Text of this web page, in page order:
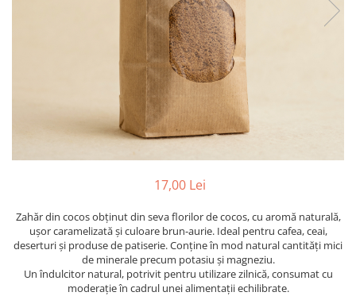
PRODUSE ECO / ORGANICE
REMEDII NATURISTE
TOATE PRODUSELE
17,00 Lei
Zahăr din cocos obținut din seva florilor de cocos, cu aromă naturală,
ușor caramelizată și culoare brun-aurie. Ideal pentru cafea, ceai,
deserturi și produse de patiserie. Conține în mod natural cantități mici
de minerale precum potasiu și magneziu.
Un îndulcitor natural, potrivit pentru utilizare zilnică, consumat cu
moderație în cadrul unei alimentații echilibrate.